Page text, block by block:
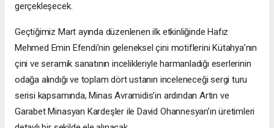
gerçekleşecek.
Geçtiğimiz Mart ayında düzenlenen ilk etkinliğinde Hafız
Mehmed Emin Efendi’nin geleneksel çini motiflerini Kütahya’nın
çini ve seramik sanatının incelikleriyle harmanladığı eserlerinin
odağa alındığı ve toplam dört ustanın inceleneceği sergi turu
serisi kapsamında, Minas Avramidis’in ardından Artin ve
Garabet Minasyan Kardeşler ile David Ohannesyan’ın üretimleri